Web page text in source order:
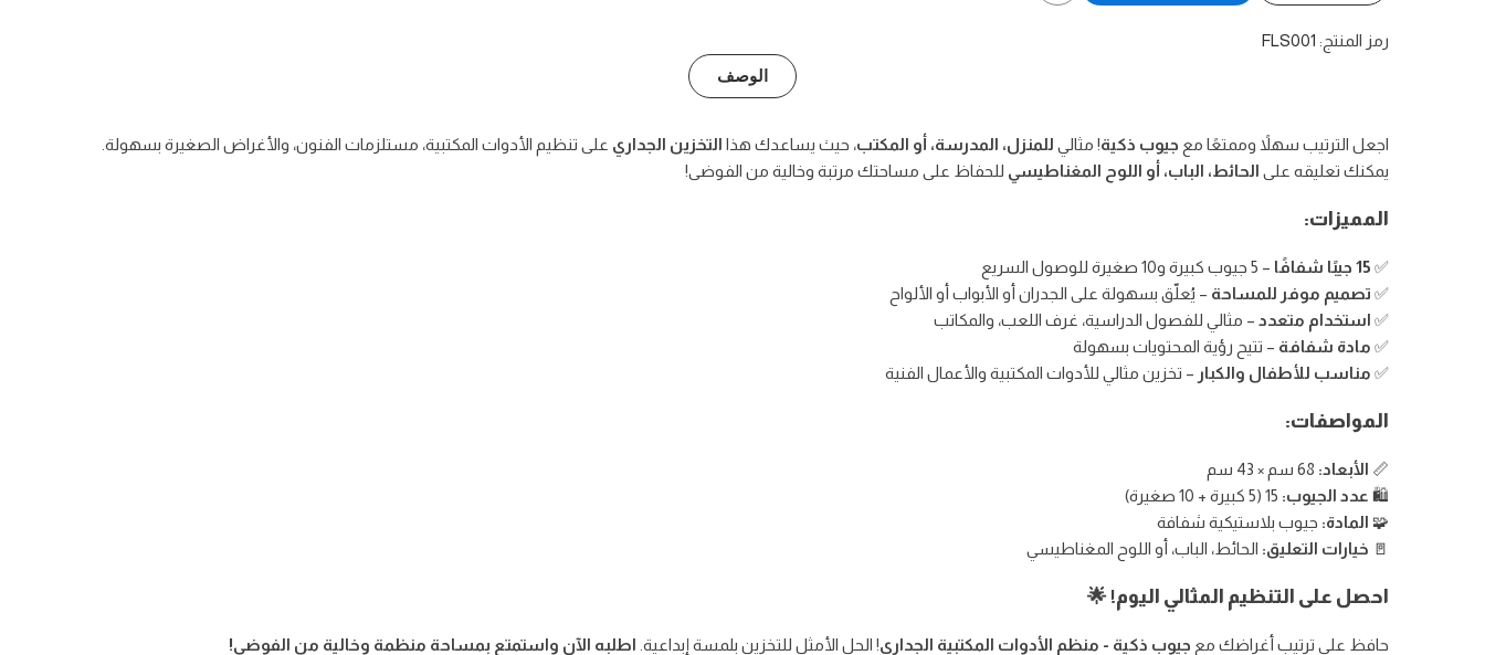
ذكية
منظم
الأدوات
المكتبية
الجداري
ذكية
الأدوات
المكتبية
الجداري
الرغبات
رمز المنتج: FLS001
الوصف
اجعل الترتيب سهلاً وممتعًا مع جيوب ذكية! مثالي للمنزل، المدرسة، أو المكتب، حيث يساعدك هذا التخزين الجداري على تنظيم الأدوات المكتبية، مستلزمات الفنون، والأغراض الصغيرة بسهولة.
يمكنك تعليقه على الحائط، الباب، أو اللوح المغناطيسي للحفاظ على مساحتك مرتبة وخالية من الفوضى!
المميزات:
✅ 15 جيبًا شفافًا
– 5 جيوب كبيرة و10 صغيرة للوصول السريع
✅ تصميم موفر للمساحة – يُعلّق بسهولة على الجدران أو الأبواب أو الألواح
✅ استخدام متعدد – مثالي للفصول الدراسية، غرف اللعب، والمكاتب
✅ مادة شفافة – تتيح رؤية المحتويات بسهولة
✅ مناسب للأطفال والكبار – تخزين مثالي للأدوات المكتبية والأعمال الفنية
المواصفات:
📏 الأبعاد:
🛍 عدد الجيوب:
🧩 المادة: جيوب بلاستيكية شفافة
🚪 خيارات التعليق: الحائط، الباب، أو اللوح المغناطيسي
احصل على التنظيم المثالي اليوم! 🌟
حافظ على ترتيب أغراضك مع جيوب ذكية - منظم الأدوات المكتبية الجداري! الحل الأمثل للتخزين بلمسة إبداعية. اطلبه الآن واستمتع بمساحة منظمة وخالية من الفوضى!